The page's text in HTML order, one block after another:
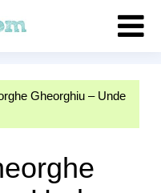
Gheorghiu – Unde